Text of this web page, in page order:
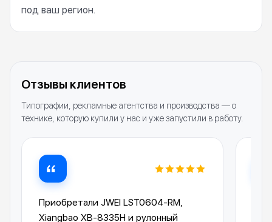
под ваш регион.
Отзывы клиентов
Типографии, рекламные агентства и производства — о
технике, которую купили у нас и уже запустили в работу.
Приобретали JWEI LST0604-RM,
Xiangbao XB-8335H и рулонный